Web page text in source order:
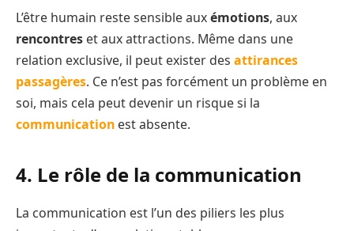
L’être humain reste sensible auxémotions, aux
rencontres et aux attractions. Même dans une
relation exclusive, il peut exister des attirances
passagères. Ce n’est pas forcément un problème en
soi, mais cela peut devenir un risque si la
communication est absente.
4. Le rôle de la communication
La communication est l’un des piliers les plus